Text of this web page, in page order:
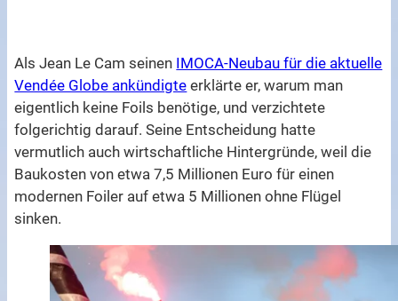
Als Jean Le Cam seinen IMOCA-Neubau für die aktuelle
Vendée Globe ankündigte erklärte er, warum man
eigentlich keine Foils benötige, und verzichtete
folgerichtig darauf. Seine Entscheidung hatte
vermutlich auch wirtschaftliche Hintergründe, weil die
Baukosten von etwa 7,5 Millionen Euro für einen
modernen Foiler auf etwa 5 Millionen ohne Flügel
sinken.